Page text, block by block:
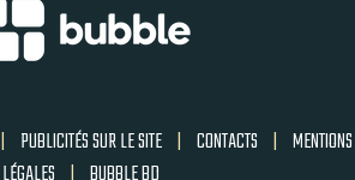
| PUBLICITÉS SUR LE SITE | CONTACTS | MENTIONS